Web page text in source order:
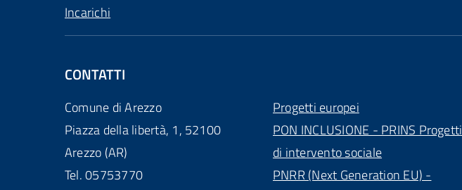
Incarichi
CONTATTI
Comune di Arezzo
Piazza della libertà, 1, 52100
Arezzo (AR)
Tel. 05753770
Progetti europei
PON INCLUSIONE - PRINS Progetti
di intervento sociale
PNRR (Next Generation EU) -